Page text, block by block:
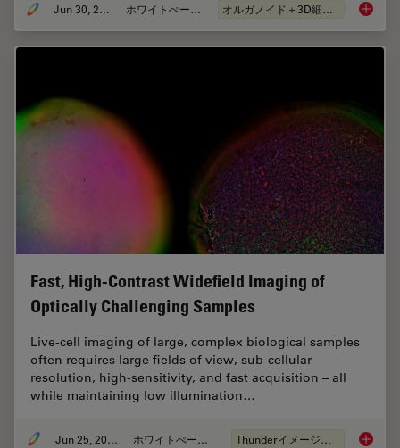
Jun 30, 2026 ホワイトぺーパー オルガノイド＋3D細胞培養
Fast, High-Contrast Widefield Imaging of
Optically Challenging Samples
Live‑cell imaging of large, complex biological samples
often requires large fields of view, sub-cellular
resolution, high-sensitivity, and fast acquisition – all
while maintaining low illumination…
Jun 25, 2026 ホワイトぺーパー Thunderイメージング Fast,